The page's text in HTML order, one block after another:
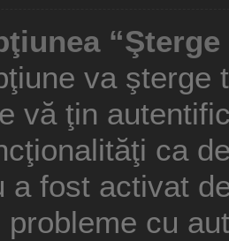
va şterge
vă ţin
ca
a fost activat
probleme cu